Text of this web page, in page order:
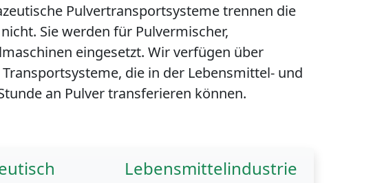
Pulvertransportsysteme trennen die
Sie werden für Pulvermischer,
eingesetzt. Wir verfügen über
die in der Lebensmittel- und
an Pulver transferieren können.
Lebensmittelindustrie